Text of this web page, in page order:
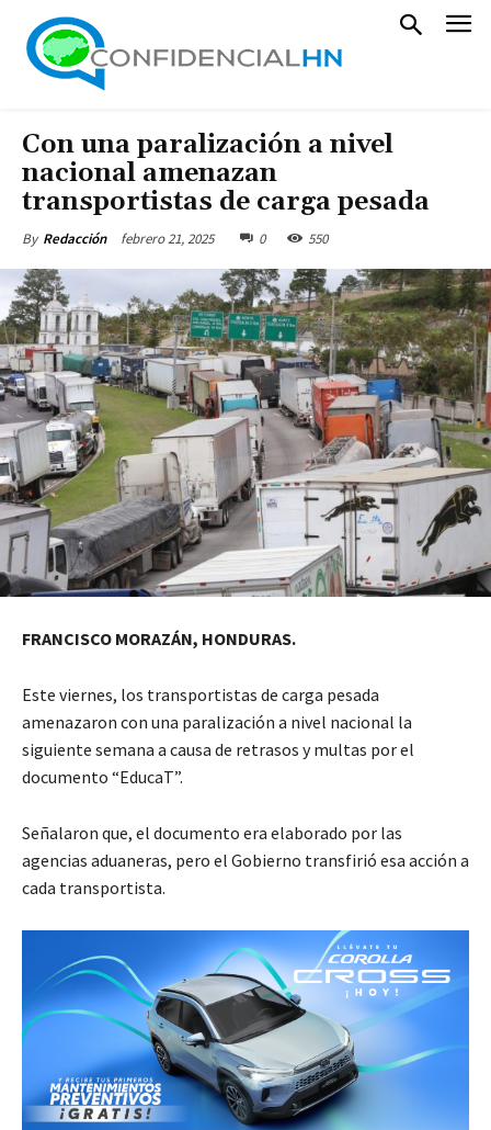
Con una paralización a nivel
nacional amenazan
transportistas de carga pesada
By Redacción febrero 21, 2025 0 550
FRANCISCO MORAZÁN, HONDURAS.
Este viernes, los transportistas de carga pesada
amenazaron con una paralización a nivel nacional la
siguiente semana a causa de retrasos y multas por el
documento “EducaT”.
Señalaron que, el documento era elaborado por las
agencias aduaneras, pero el Gobierno transfirió esa acción a
cada transportista.